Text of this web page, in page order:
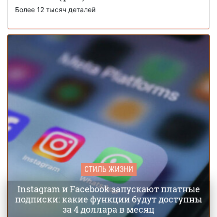
Более 12 тысяч деталей
СТИЛЬ ЖИЗНИ
Instagram и Facebook запускают платные
подписки: какие функции будут доступны
за 4 доллара в месяц